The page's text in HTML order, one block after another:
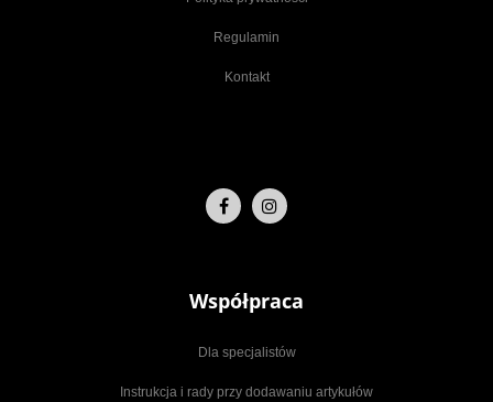
Regulamin
Kontakt
Współpraca
Dla specjalistów
Instrukcja i rady przy dodawaniu artykułów